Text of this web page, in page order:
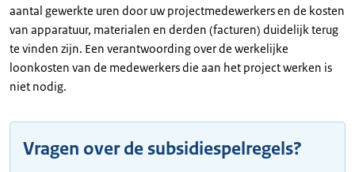
aantal gewerkte uren door uw projectmedewerkers en de kosten
van apparatuur, materialen en derden (facturen) duidelijk terug
te vinden zijn. Een verantwoording over de werkelijke
loonkosten van de medewerkers die aan het project werken is
niet nodig.
Vragen over de subsidiespelregels?